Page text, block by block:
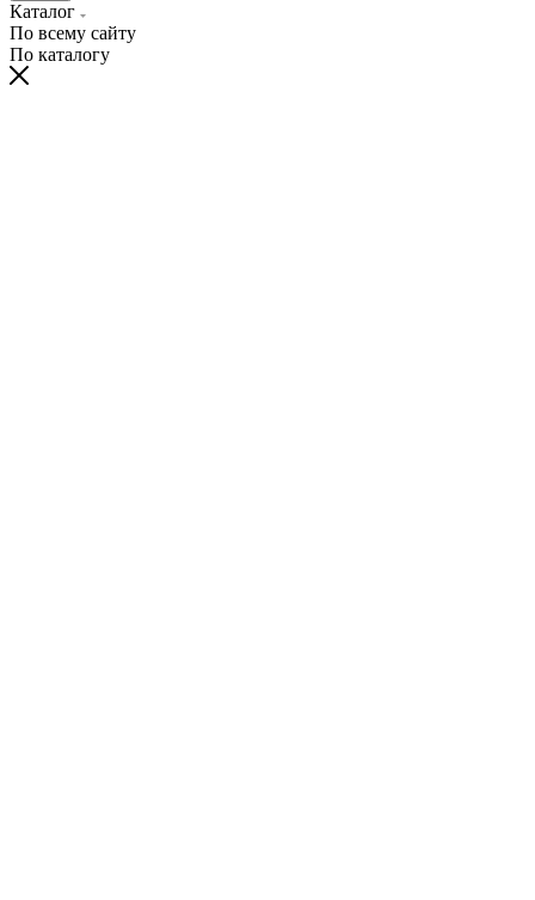
Каталог
По всему сайту
По каталогу